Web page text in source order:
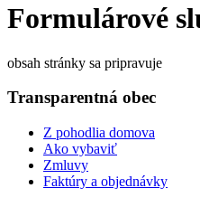
Formulárové
obsah stránky sa pripravuje
Transparentná obec
Z pohodlia domova
Ako vybaviť
Zmluvy
Faktúry a objednávky